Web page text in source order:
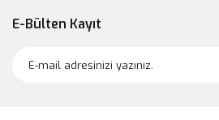
E-Bülten Kayıt